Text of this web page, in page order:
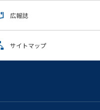
広報誌
サイトマップ